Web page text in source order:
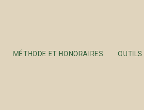
MÉTHODE ET HONORAIRES OUTILS